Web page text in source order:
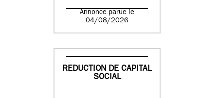
Annonce parue le
04/08/2026
REDUCTION DE CAPITAL
SOCIAL